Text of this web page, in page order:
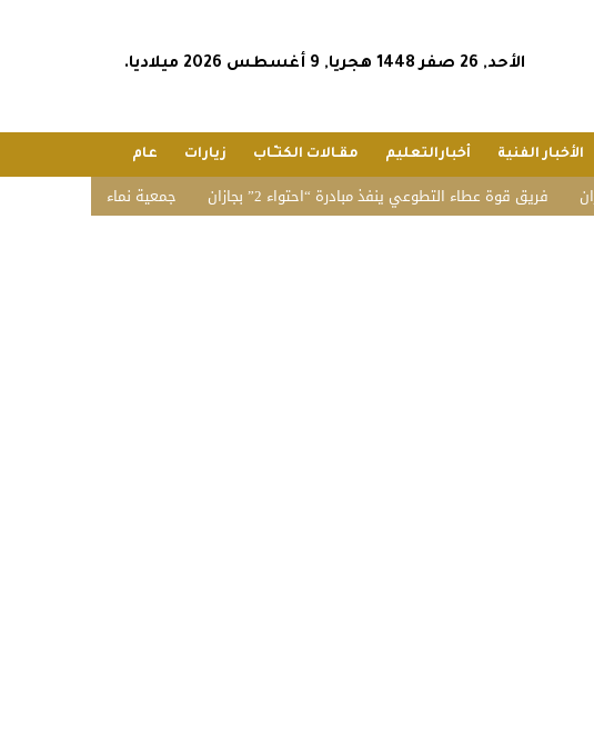
الأحد, 26 صفر 1448 هجريا, 9 أغسطس 2026 ميلاديا.
الأخبار الفنية أخبارالتعليم مقـالات الكتـّـاب زيارات عام
جمعية نماء للخدمات الاجتماعية فريق قوة عطاء التطوعي ينفذ مبادرة “احتواء 2” بجازان